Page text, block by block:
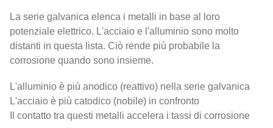
La serie galvanica elenca i metalli in base al loro
potenziale elettrico. L'acciaio e l'alluminio sono molto
distanti in questa lista. Ciò rende più probabile la
corrosione quando sono insieme.
L'alluminio è più anodico (reattivo) nella serie galvanica
L'acciaio è più catodico (nobile) in confronto
Il contatto tra questi metalli accelera i tassi di corrosione